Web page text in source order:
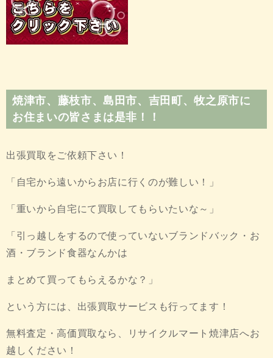
焼津市、藤枝市、島田市、吉田町、牧之原市に
お住まいの皆さまは是非！！
出張買取をご依頼下さい！
「自宅から遠いからお店に行くのが難しい！」
「重いから自宅にて買取してもらいたいな～」
「引っ越しをするので使っていないブランドバック・お
酒・ブランド食器なんかは
まとめて買ってもらえるかな？」
という方には、出張買取サービスも行ってます！
無料査定・高価買取なら、リサイクルマート焼津店へお
越しください！